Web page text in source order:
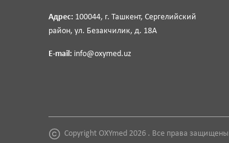
Адрес: 100044, г. Ташкент, Сергелийский
район, ул. Безакчилик, д. 18А
E-mail: info@oxymed.uz
Copyright OXYmed 2026 . Все права защищены